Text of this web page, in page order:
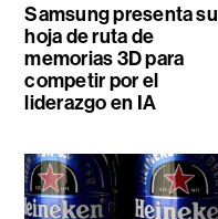
Samsung presenta su
hoja de ruta de
memorias 3D para
competir por el
liderazgo en IA